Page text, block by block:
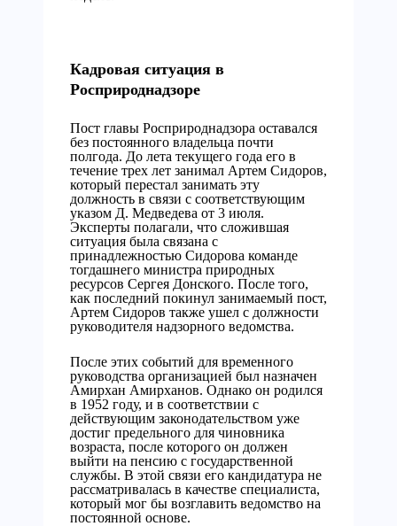
Кадровая ситуация в
Росприроднадзоре
Пост главы Росприроднадзора оставался
без постоянного владельца почти
полгода. До лета текущего года его в
течение трех лет занимал Артем Сидоров,
который перестал занимать эту
должность в связи с соответствующим
указом Д. Медведева от 3 июля.
Эксперты полагали, что сложившая
ситуация была связана с
принадлежностью Сидорова команде
тогдашнего министра природных
ресурсов Сергея Донского. После того,
как последний покинул занимаемый пост,
Артем Сидоров также ушел с должности
руководителя надзорного ведомства.
После этих событий для временного
руководства организацией был назначен
Амирхан Амирханов. Однако он родился
в 1952 году, и в соответствии с
действующим законодательством уже
достиг предельного для чиновника
возраста, после которого он должен
выйти на пенсию с государственной
службы. В этой связи его кандидатура не
рассматривалась в качестве специалиста,
который мог бы возглавить ведомство на
постоянной основе.